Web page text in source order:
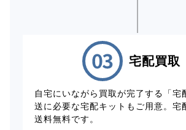
宅配買取
自宅にいながら買取が完了する「宅
送に必要な宅配キットもご用意。宅
送料無料です。